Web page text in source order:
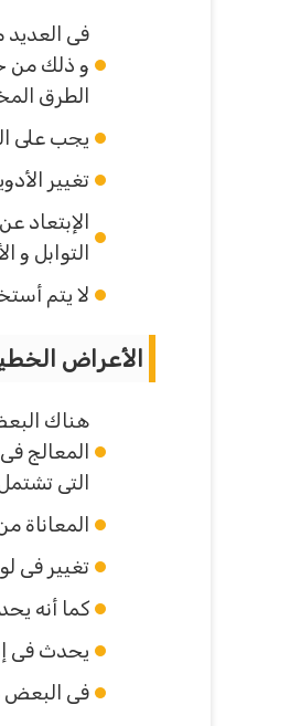
فى العديد
و ذلك من
الطرق
يجب على
تغيير
الإبتعاد
التوابل و
لا يتم
الأعراض
هناك
المعالج
التى
المعاناة
تغيير فى
كما أنه
يحدث فى
فى البعض